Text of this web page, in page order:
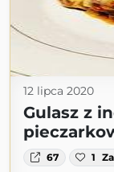
12 lipca 2020
Gulasz z
67 1